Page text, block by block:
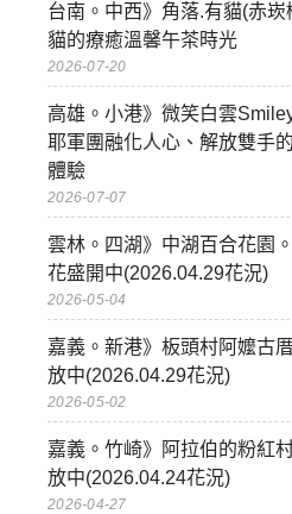
台南。中西》角落.有貓(赤崁
貓的療癒溫馨午茶時光
2026-07-20
高雄。小港》微笑白雲
耶軍團融化人心、解放雙手
體驗
2026-07-07
雲林。四湖》中湖百合花園
花盛開中(2026.04.29花況)
2026-05-04
嘉義。新港》板頭村阿嬤古
放中(2026.04.29花況)
2026-05-02
嘉義。竹崎》阿拉伯的粉紅
放中(2026.04.24花況)
2026-04-27